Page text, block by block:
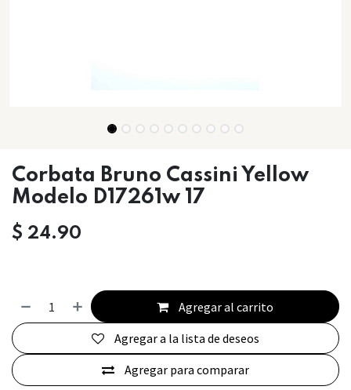
Corbata Bruno Cassini Yellow
Modelo D17261w 17
$ 24.90
Agregar al carrito
Agregar para comparar
Agregar a la lista de deseos